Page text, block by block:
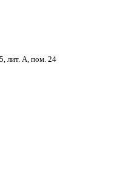
лит. А, пом. 24